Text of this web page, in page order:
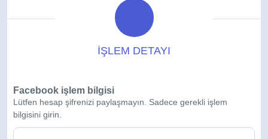
İŞLEM DETAYI
Facebook işlem bilgisi
Lütfen hesap şifrenizi paylaşmayın. Sadece gerekli işlem
bilgisini girin.